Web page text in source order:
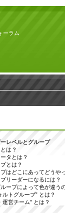
ーラム
レベルとグループ
は？
タとは？
とは？
はどこにあってどうや
リーダーになるには？
ープによって色が違う
ルトグループ” とは？
運営チーム” とは？